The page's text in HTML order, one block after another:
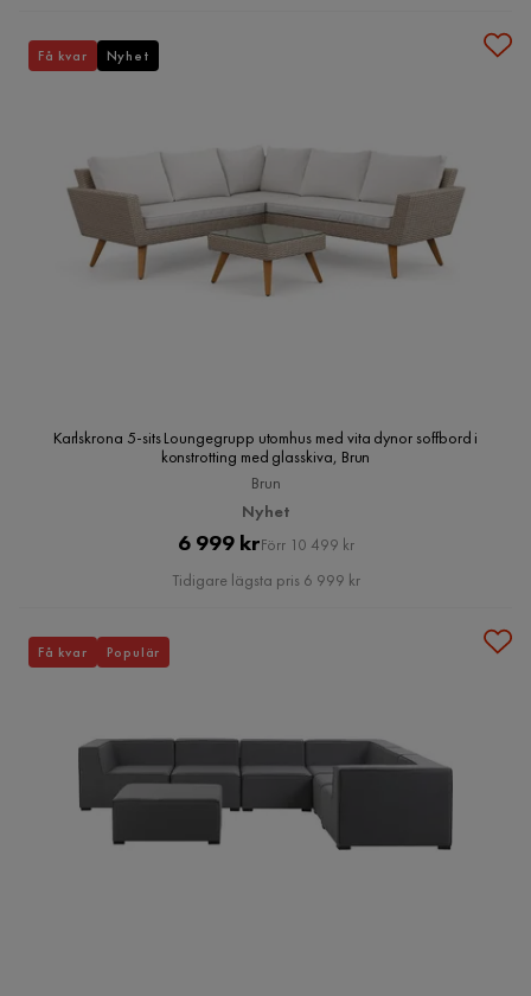
Karlskrona 5-sits Loungegrupp utomhus med vita dynor soffbord i
konstrotting med glasskiva, Brun
Brun
Nyhet
Pris
6 999 krOriginal
Pris
Förr 10 499 kr
Tidigare lägsta pris 6 999 kr
Få kvar Nyhet
Få kvar Populär